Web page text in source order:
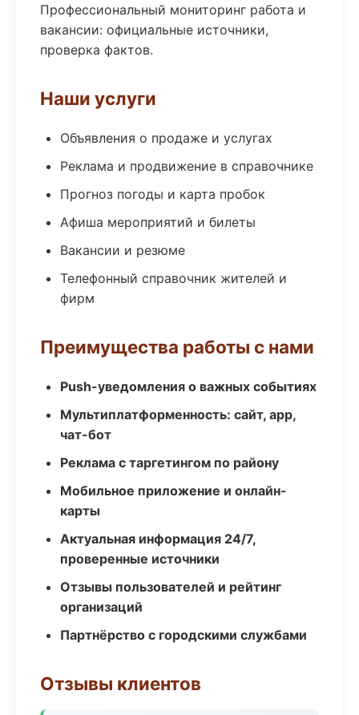
Профессиональный мониторинг работа и
вакансии: официальные источники,
проверка фактов.
Наши услуги
Объявления о продаже и услугах
Реклама и продвижение в справочнике
Прогноз погоды и карта пробок
Афиша мероприятий и билеты
Вакансии и резюме
Телефонный справочник жителей и
фирм
Преимущества работы с нами
Push-уведомления о важных событиях
Мультиплатформенность: сайт, app,
чат-бот
Реклама с таргетингом по району
Мобильное приложение и онлайн-
карты
Актуальная информация 24/7,
проверенные источники
Отзывы пользователей и рейтинг
организаций
Партнёрство с городскими службами
Отзывы клиентов